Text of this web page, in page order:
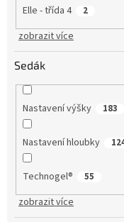
Elle - třída 4 2
zobrazit více
Sedák
Nastavení výšky 183
Nastavení hloubky
Technogel® 55
zobrazit více